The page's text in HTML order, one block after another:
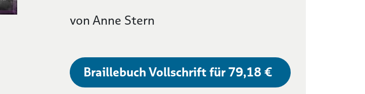
von Anne Stern
Braillebuch Vollschrift für 79,18 €